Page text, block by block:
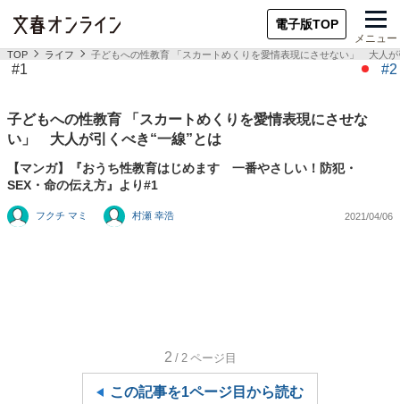
電子版TOP
メニュー
TOP ライフ 子どもへの性教育 「スカートめくりを愛情表現にさせない」 大人が
#1 #2
子どもへの性教育 「スカートめくりを愛情表現にさせな
い」 大人が引くべき“一線”とは
【マンガ】『おうち性教育はじめます 一番やさしい！防犯・
SEX・命の伝え方』より#1
フクチ マミ 村瀬 幸浩 2021/04/06
2 /2 ページ目
この記事を1ページ目から読む